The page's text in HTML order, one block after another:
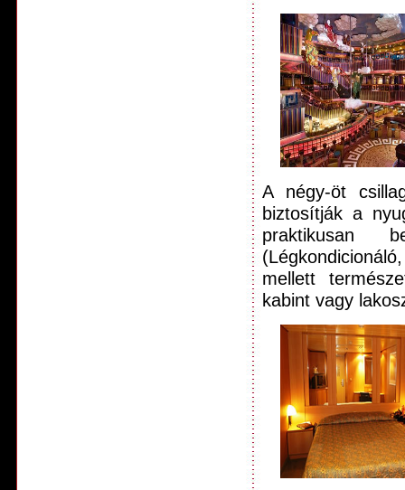
A négy-öt
biztosítják a
praktikusan
mellett
kabint vagy